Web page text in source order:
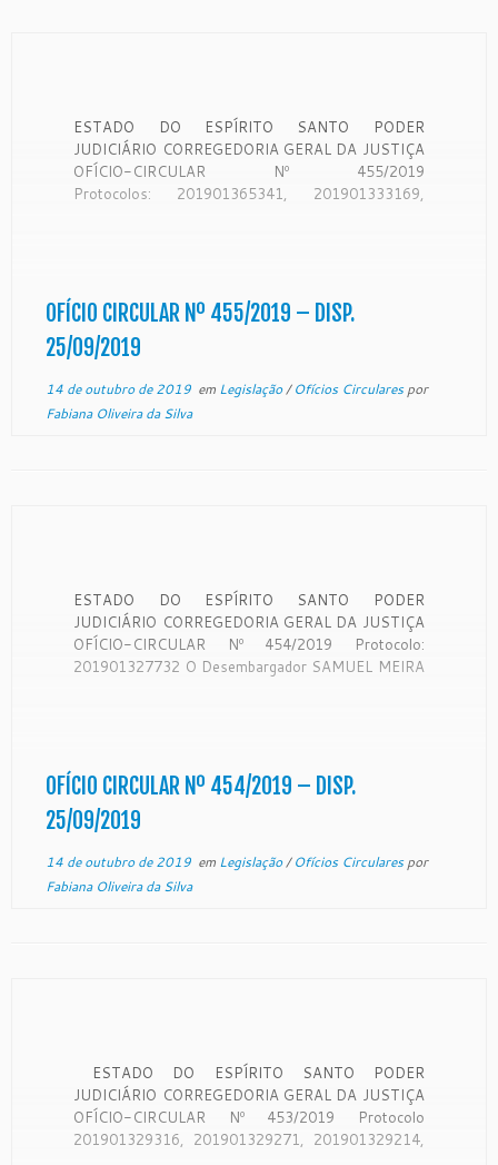
ESTADO DO ESPÍRITO SANTO PODER
JUDICIÁRIO CORREGEDORIA GERAL DA JUSTIÇA
OFÍCIO-CIRCULAR Nº 455/2019
Protocolos: 201901365341, 201901333169,
CONSIDERANDO que a Corregedoria Geral da
Justiça é órgão de fiscalização, disciplina e
orientação administrativa, com […]
OFÍCIO CIRCULAR Nº 455/2019 – DISP.
25/09/2019
14 de outubro de 2019em Legislação/Ofícios Circularespor
Fabiana Oliveira da Silva
ESTADO DO ESPÍRITO SANTO PODER
JUDICIÁRIO CORREGEDORIA GERAL DA JUSTIÇA
OFÍCIO-CIRCULAR Nº 454/2019 Protocolo:
201901327732 O Desembargador SAMUEL MEIRA
fiscalização, disciplina e orientação administrativa,
com circunscrição em […]
OFÍCIO CIRCULAR Nº 454/2019 – DISP.
25/09/2019
14 de outubro de 2019em Legislação/Ofícios Circularespor
Fabiana Oliveira da Silva
ESTADO DO ESPÍRITO SANTO PODER
JUDICIÁRIO CORREGEDORIA GERAL DA JUSTIÇA
OFÍCIO-CIRCULAR Nº 453/2019 Protocolo
201901329316, 201901329271, 201901329214,